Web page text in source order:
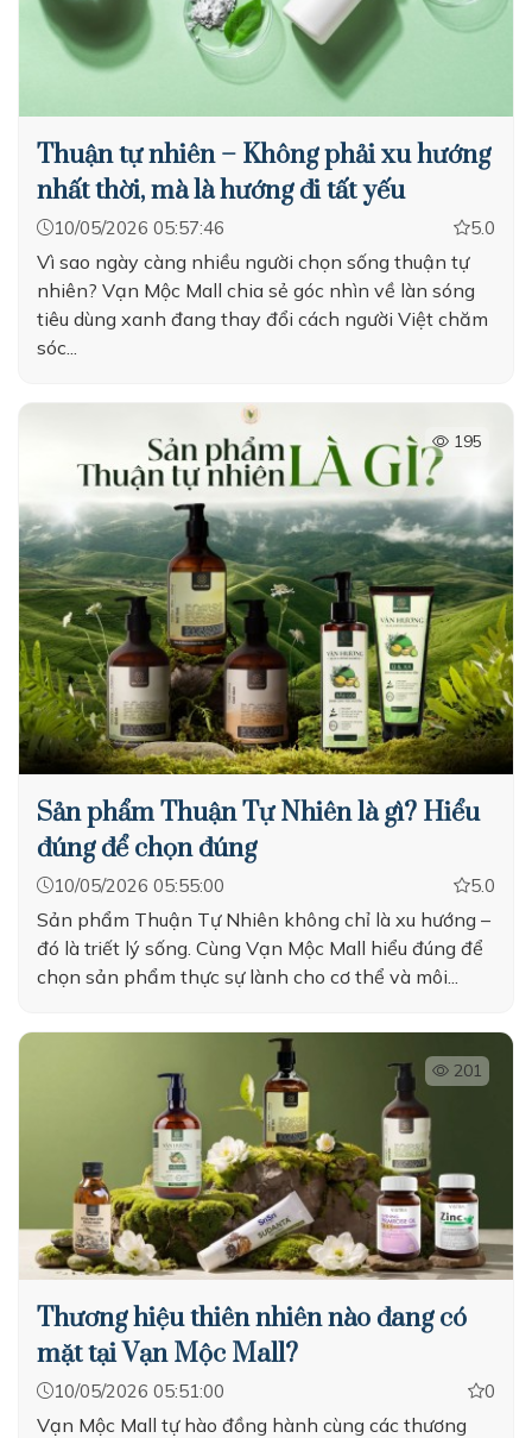
Thuận tự nhiên – Không phải xu hướng
nhất thời, mà là hướng đi tất yếu
10/05/2026 05:57:46 5.0
Vì sao ngày càng nhiều người chọn sống thuận tự
nhiên? Vạn Mộc Mall chia sẻ góc nhìn về làn sóng
tiêu dùng xanh đang thay đổi cách người Việt chăm
sóc...
195
Sản phẩm Thuận Tự Nhiên là gì? Hiểu
đúng để chọn đúng
10/05/2026 05:55:00 5.0
Sản phẩm Thuận Tự Nhiên không chỉ là xu hướng –
đó là triết lý sống. Cùng Vạn Mộc Mall hiểu đúng để
chọn sản phẩm thực sự lành cho cơ thể và môi...
201
Thương hiệu thiên nhiên nào đang có
mặt tại Vạn Mộc Mall?
10/05/2026 05:51:00 0
Vạn Mộc Mall tự hào đồng hành cùng các thương